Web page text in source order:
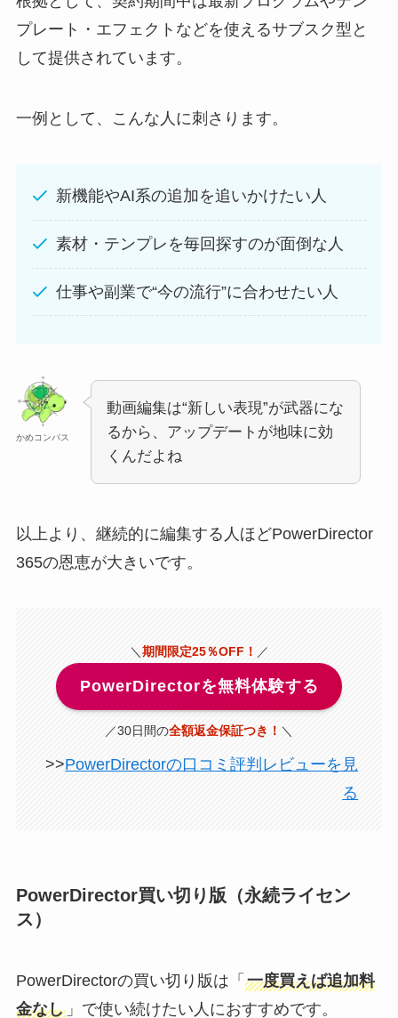
プレート・エフェクトなどを使えるサブスク型と
して提供されています。
一例として、こんな人に刺さります。
新機能やAI系の追加を追いかけたい人
素材・テンプレを毎回探すのが面倒な人
仕事や副業で“今の流行”に合わせたい人
かめコンパス
動画編集は“新しい表現”が武器にな
るから、アップデートが地味に効
くんだよね
以上より、継続的に編集する人ほどPowerDirector
365の恩恵が大きいです。
＼ 期間限定25％OFF！ ／
PowerDirectorを無料体験する
／30日間の全額返金保証つき！ ＼
>>PowerDirectorの口コミ評判レビューを見
る
PowerDirector買い切り版（永続ライセン
ス）
PowerDirectorの買い切り版は「 一度買えば追加料
金なし」で使い続けたい人におすすめです。